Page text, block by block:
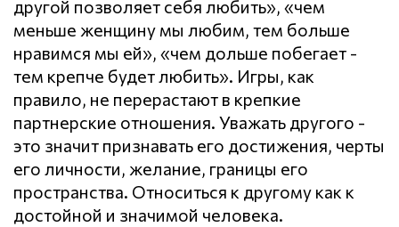
другой позволяет себя любить», «чем
меньше женщину мы любим, тем больше
нравимся мы ей», «чем дольше побегает -
тем крепче будет любить». Игры, как
правило, не перерастают в крепкие
партнерские отношения. Уважать другого -
это значит признавать его достижения, черты
его личности, желание, границы его
пространства. Относиться к другому как к
достойной и значимой человека.